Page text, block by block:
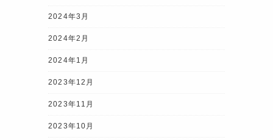
2024年3月
2024年2月
2024年1月
2023年12月
2023年11月
2023年10月